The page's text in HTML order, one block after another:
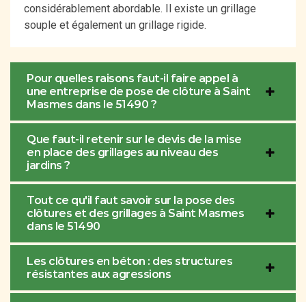
considérablement abordable. Il existe un grillage
souple et également un grillage rigide.
Pour quelles raisons faut-il faire appel à
une entreprise de pose de clôture à Saint
Masmes dans le 51490 ?
Que faut-il retenir sur le devis de la mise
en place des grillages au niveau des
jardins ?
Tout ce qu'il faut savoir sur la pose des
clôtures et des grillages à Saint Masmes
dans le 51490
Les clôtures en béton : des structures
résistantes aux agressions